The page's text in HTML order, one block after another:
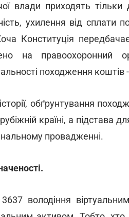
влади приходять тільки
ухилення від сплати
Конституція
на правоохоронний
походження коштів
обґрунтування
країні, а підстава
провадженні.
володіння